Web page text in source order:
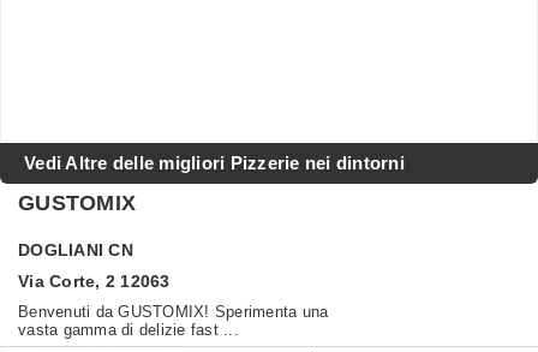
Vedi Altre delle migliori Pizzerie nei dintorni
GUSTOMIX
DOGLIANI CN
Via Corte, 2 12063
Benvenuti da GUSTOMIX! Sperimenta una
vasta gamma di delizie fast ...